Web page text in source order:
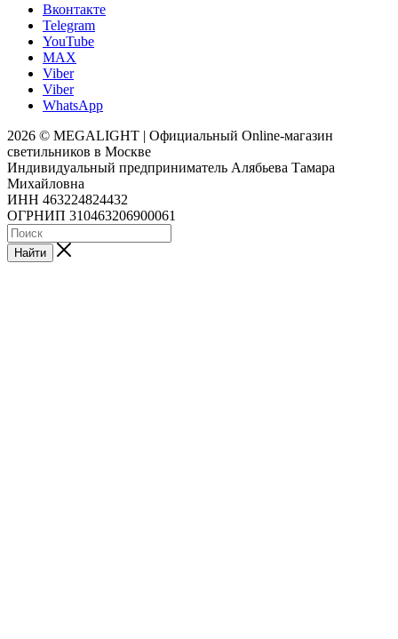
Вконтакте
Telegram
YouTube
MAX
Viber
Viber
WhatsApp
2026 © MEGALIGHT | Официальный Online-магазин
светильников в Москве
Индивидуальный предприниматель Алябьева Тамара
Михайловна
ИНН 463224824432
ОГРНИП 310463206900061
Найти